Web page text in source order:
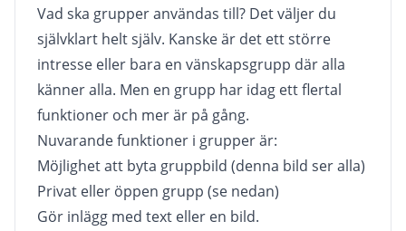
Vad ska grupper användas till? Det väljer du
självklart helt själv. Kanske är det ett större
intresse eller bara en vänskapsgrupp där alla
känner alla. Men en grupp har idag ett flertal
funktioner och mer är på gång.
Nuvarande funktioner i grupper är:
Möjlighet att byta gruppbild (denna bild ser alla)
Privat eller öppen grupp (se nedan)
Gör inlägg med text eller en bild.